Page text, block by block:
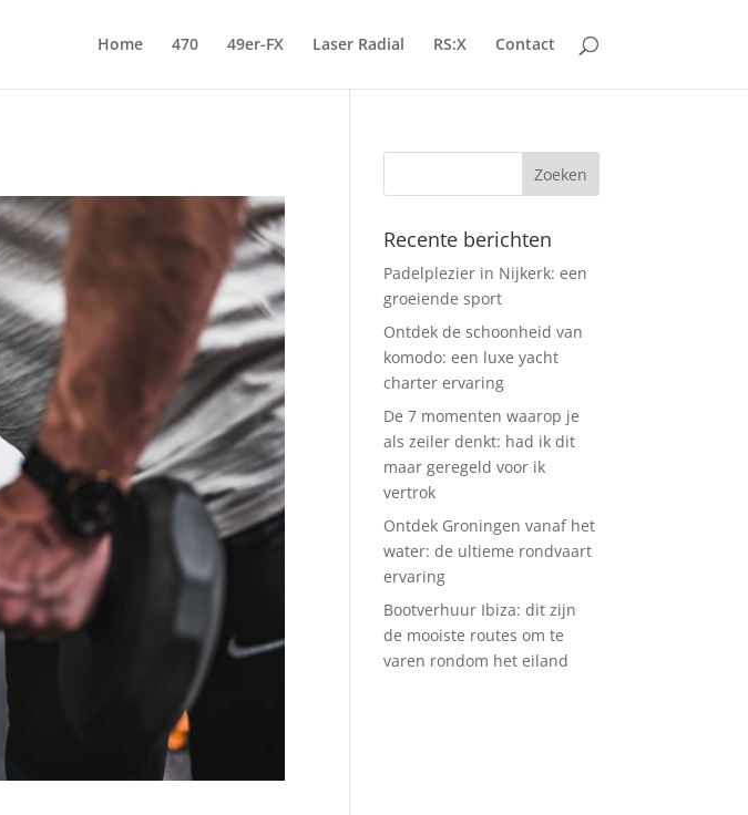
Home 470 49er-FX Laser Radial RS:X Contact
Recente berichten
Padelplezier in Nijkerk: een
groeiende sport
Ontdek de schoonheid van
komodo: een luxe yacht
charter ervaring
De 7 momenten waarop je
als zeiler denkt: had ik dit
maar geregeld voor ik
vertrok
Ontdek Groningen vanaf het
water: de ultieme rondvaart
ervaring
Bootverhuur Ibiza: dit zijn
de mooiste routes om te
varen rondom het eiland